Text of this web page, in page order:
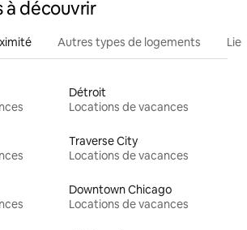
à découvrir
Autres types de logements
Détroit
Locations de vacances
Traverse City
Locations de vacances
Downtown Chicago
Locations de vacances